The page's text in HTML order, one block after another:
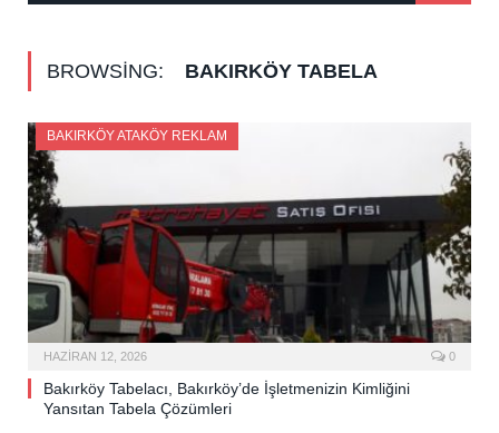
BROWSING: BAKIRKÖY TABELA
BAKIRKÖY ATAKÖY REKLAM
HAZIRAN 12, 2026 0
Bakırköy Tabelacı, Bakırköy’de İşletmenizin Kimliğini
Yansıtan Tabela Çözümleri